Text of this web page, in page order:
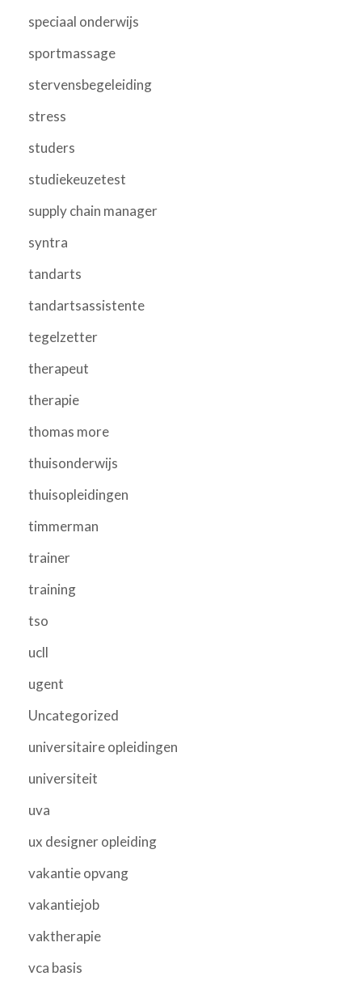
speciaal onderwijs
sportmassage
stervensbegeleiding
stress
studers
studiekeuzetest
supply chain manager
syntra
tandarts
tandartsassistente
tegelzetter
therapeut
therapie
thomas more
thuisonderwijs
thuisopleidingen
timmerman
trainer
training
tso
ucll
ugent
Uncategorized
universitaire opleidingen
universiteit
uva
ux designer opleiding
vakantie opvang
vakantiejob
vaktherapie
vca basis